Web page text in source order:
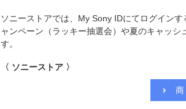
ソニーストアでは、My Sony IDにてログイン
ャンペーン（ラッキー抽選会）や夏のキャッ
す。
〈 ソニーストア 〉